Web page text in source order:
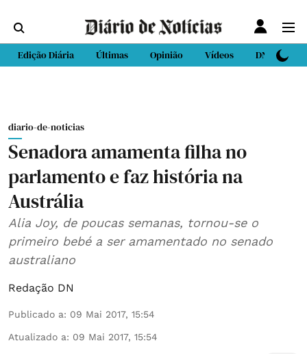
Edição Diária Últimas Opinião Vídeos DN Sport
diario-de-noticias
Senadora amamenta filha no
parlamento e faz história na
Austrália
Alia Joy, de poucas semanas, tornou-se o
primeiro bebé a ser amamentado no senado
australiano
Redação DN
Publicado a: 09 Mai 2017, 15:54
Atualizado a: 09 Mai 2017, 15:54